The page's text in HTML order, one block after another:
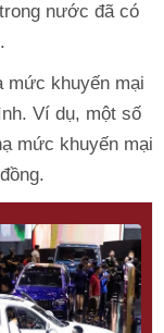
nước đã có
mức khuyến mại
Ví dụ, một số
mức khuyến mại